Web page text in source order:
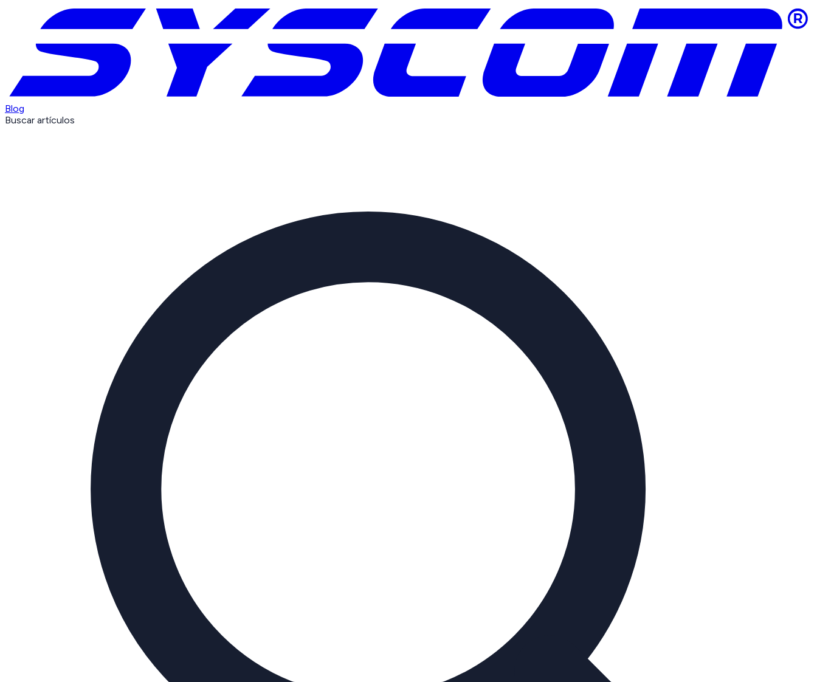
Blog
Buscar artículos